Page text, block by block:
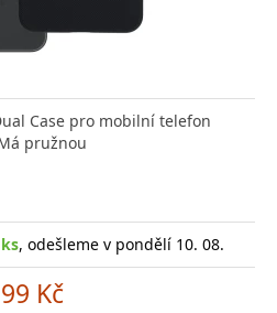
Case pro mobilní telefon
pružnou
, odešleme v pondělí 10. 08.
99 Kč